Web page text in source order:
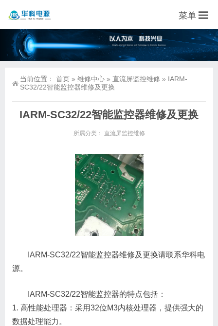
菜单
当前位置： 首页 » 维修中心 » 直流屏监控维修 » IARM-
SC32/22智能监控器维修及更换
IARM-SC32/22智能监控器维修及更换
所属分类： 直流屏监控维修
IARM-SC32/22智能监控器维修及更换请联系华科电
源。
IARM-SC32/22智能监控器的特点包括：
1. 高性能处理器：采用32位M3内核处理器，提供强大的
数据处理能力。